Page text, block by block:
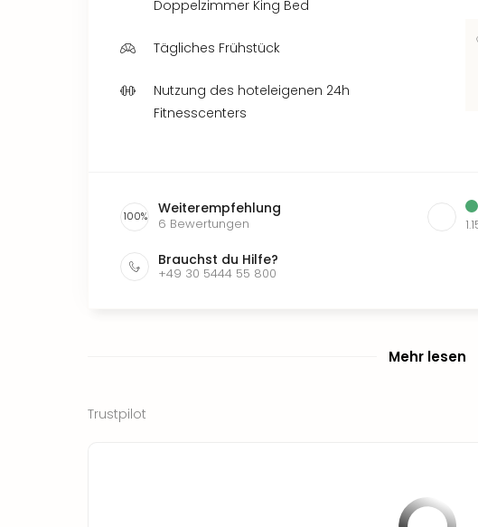
Doppelzimmer King Bed
Tägliches Frühstück
Nutzung des hoteleigenen 24h
Fitnesscenters
100% Weiterempfehlung
6 Bewertungen
Brauchst du Hilfe?
+49 30 5444 55 800
Mehr lesen
Trustpilot